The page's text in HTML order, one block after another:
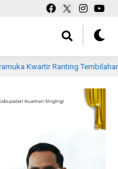
Ranting Tembilahan Ikuti